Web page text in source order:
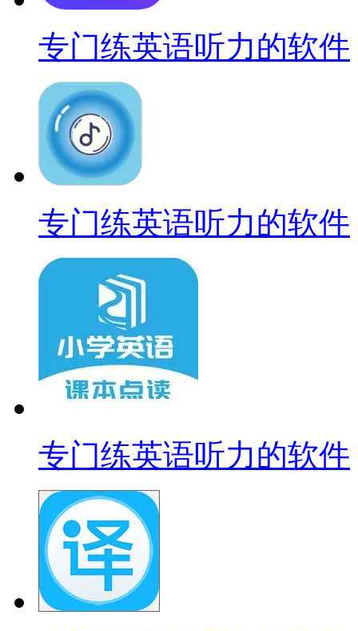
专门练英语听力的软件
专门练英语听力的软件
专门练英语听力的软件